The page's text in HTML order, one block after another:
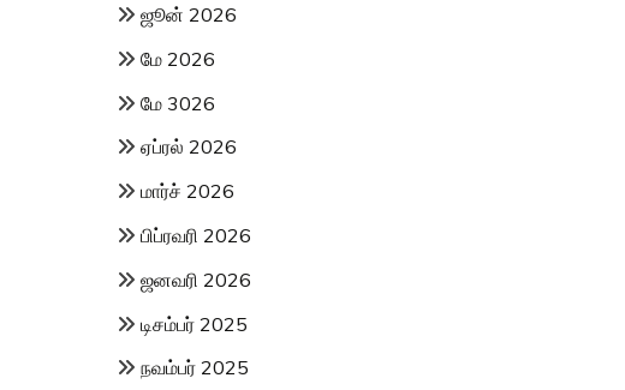
ஜூன் 2026
மே 2026
மே 3026
ஏப்ரல் 2026
மார்ச் 2026
பிப்ரவரி 2026
ஜனவரி 2026
டிசம்பர் 2025
நவம்பர் 2025